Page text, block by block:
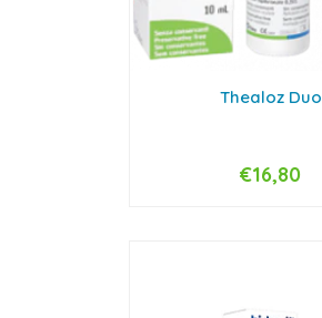
Thealoz Duo
+
€16,80